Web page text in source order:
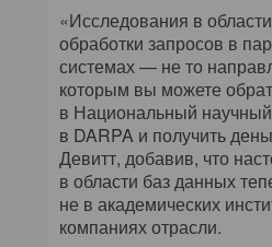
«Исследования в
обработки запросов в
системах — не то
которым вы можете
в Национальный
в DARPA и получить
Девитт, добавив, что
в области баз данных
не в академических
компаниях отрасли.